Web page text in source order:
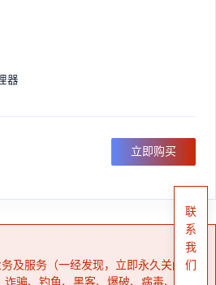
器
立即购买
及服务（一经发现，立即永久关闭，
骗、钓鱼、黑客、爆破、病毒、外
联
系
我
们